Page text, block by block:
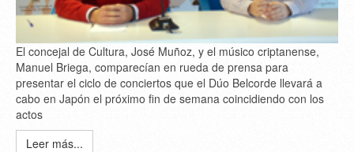
El concejal de Cultura, José Muñoz, y el músico criptanense,
Manuel Briega, comparecían en rueda de prensa para
presentar el ciclo de conciertos que el Dúo Belcorde llevará a
cabo en Japón el próximo fin de semana coincidiendo con los
actos
Leer más...